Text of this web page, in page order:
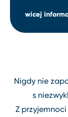
wicej
Nigdy nie
s
Z